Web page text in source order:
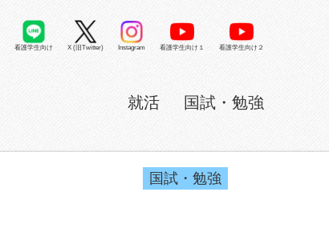
就活 国試・勉強
看護学生向け X (旧Twitter) Instagram 看護学生向け１ 看護学生向け２
国試・勉強